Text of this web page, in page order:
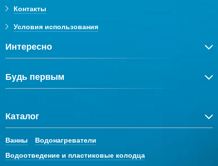
Контакты
Условия использования
Интересно
Будь первым
Каталог
Ванны
Водонагреватели
Водоотведение и пластиковые колодца